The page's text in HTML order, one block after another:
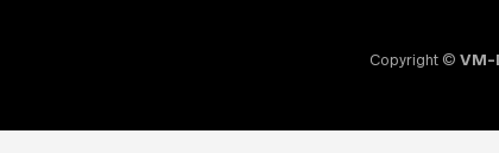
Copyright © VM-